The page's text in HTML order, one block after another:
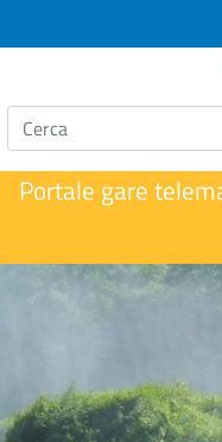
Portale gare